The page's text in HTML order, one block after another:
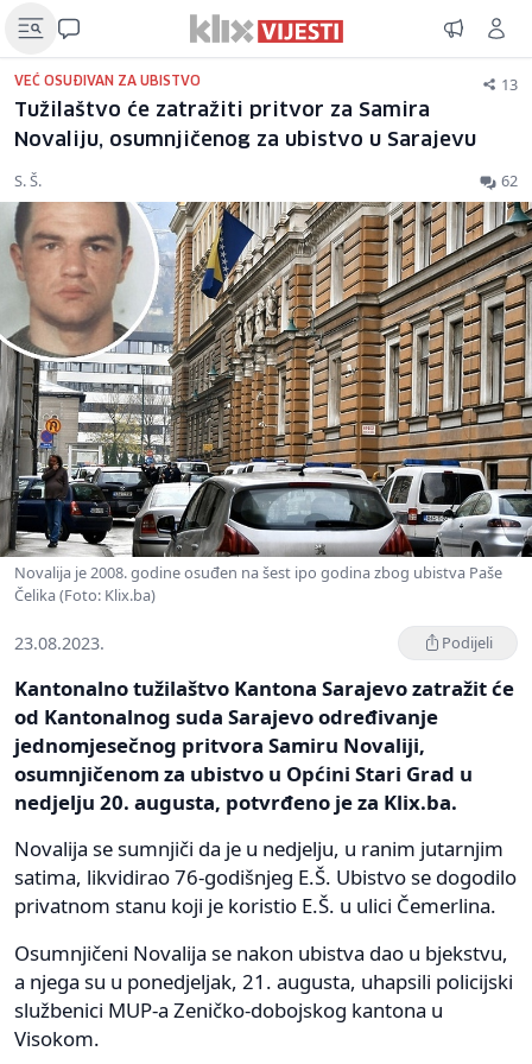
VEĆ OSUĐIVAN ZA UBISTVO 13
Tužilaštvo će zatražiti pritvor za Samira
Novaliju, osumnjičenog za ubistvo u Sarajevu
S. Š. 62
Novalija je 2008. godine osuđen na šest ipo godina zbog ubistva Paše
Čelika (Foto: Klix.ba)
23.08.2023. Podijeli
Kantonalno tužilaštvo Kantona Sarajevo zatražit će
od Kantonalnog suda Sarajevo određivanje
jednomjesečnog pritvora Samiru Novaliji,
osumnjičenom za ubistvo u Općini Stari Grad u
nedjelju 20. augusta, potvrđeno je za Klix.ba.
Novalija se sumnjiči da je u nedjelju, u ranim jutarnjim
satima, likvidirao 76-godišnjeg E.Š. Ubistvo se dogodilo
privatnom stanu koji je koristio E.Š. u ulici Čemerlina.
Osumnjičeni Novalija se nakon ubistva dao u bjekstvu,
a njega su u ponedjeljak, 21. augusta, uhapsili policijski
službenici MUP-a Zeničko-dobojskog kantona u
Visokom.